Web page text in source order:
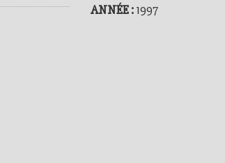
ANNÉE :1997